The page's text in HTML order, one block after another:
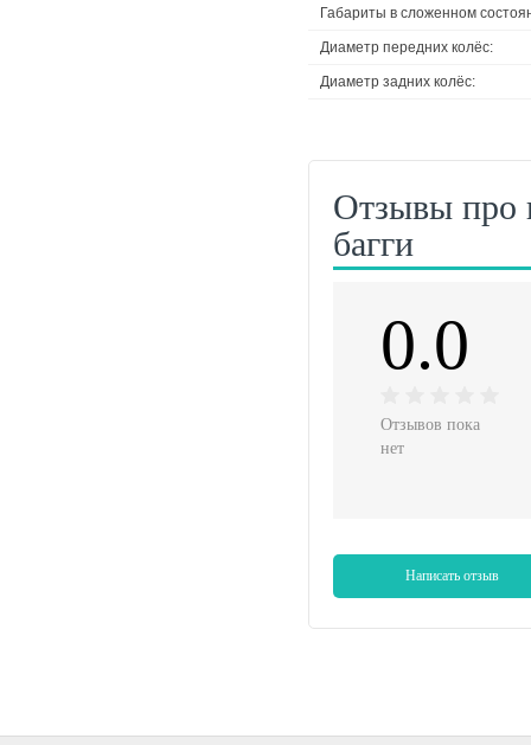
Габариты в сложенном
Диаметр передних колёс:
Диаметр задних колёс:
Отзывы про
багги
0.0
Отзывов пока
нет
Написать отзыв